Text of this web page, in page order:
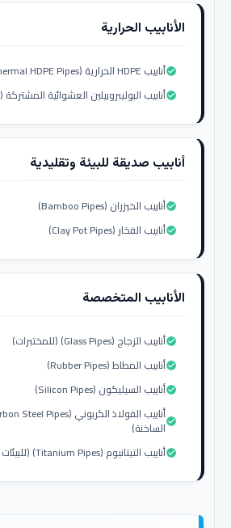
الأنابيب الحرارية
أنابيب HDPE الحرارية (Geothermal HDPE Pipes)check_circle
أنابيب البوليبروبيلين العشوائية المشتركة (PP-R)check_circle
أنابيب صديقة للبيئة وتقليدية
أنابيب الخيزران (Bamboo Pipes)check_circle
أنابيب الفخار (Clay Pot Pipes)check_circle
الأنابيب المتخصصة
أنابيب الزجاج (Glass Pipes) (للمختبرات)check_circle
أنابيب المطاط (Rubber Pipes)check_circle
أنابيب السيليكون (Silicon Pipes)check_circle
الساخنة)check_circle
أنابيب التيتانيوم (Titanium Pipes) (للبيئات المسببة للتآكل)check_circle